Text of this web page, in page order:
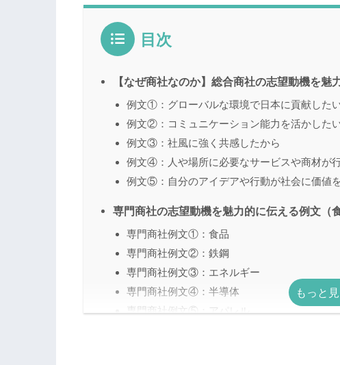
目次
【なぜ商社なのか】総合商社の志望動機を魅
例文①：グローバルな環境で日本に貢献した
例文②：コミュニケーション能力を活かした
例文③：社風に強く共感したから
例文④：人や場所に必要なサービスや商材が
例文⑤：自分のアイデアや行動が社会に価値
専門商社の志望動機を魅力的に伝える例文（
専門商社例文①：食品
専門商社例文②：鉄鋼
専門商社例文③：エネルギー
専門商社例文④：半導体
専門商社例文⑤：アパレル